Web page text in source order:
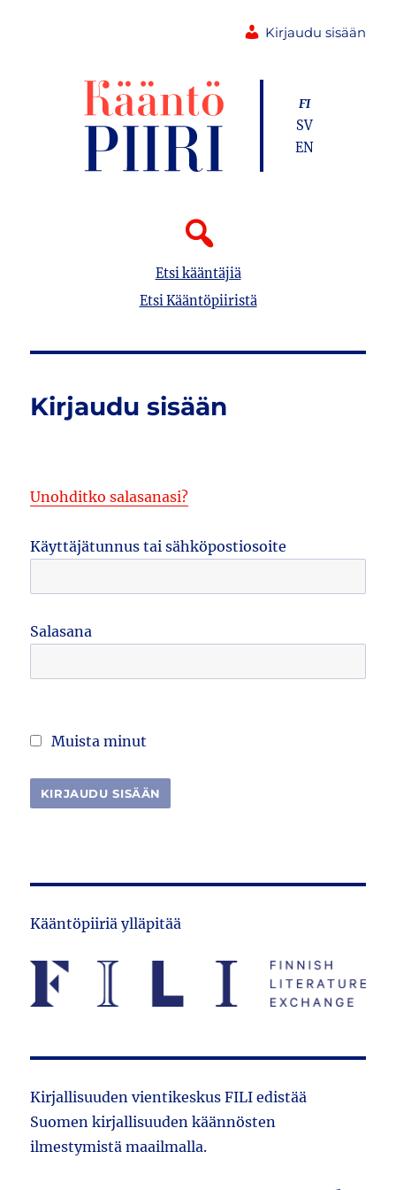
Kirjaudu sisään
Etsi kääntäjiä
Etsi Kääntöpiiristä
FI
SV
EN
Kirjaudu sisään
Unohditko salasanasi?
Käyttäjätunnus tai sähköpostiosoite
Salasana
Muista minut
Kääntöpiiriä ylläpitää
Kirjallisuuden vientikeskus FILI edistää
Suomen kirjallisuuden käännösten
ilmestymistä maailmalla.